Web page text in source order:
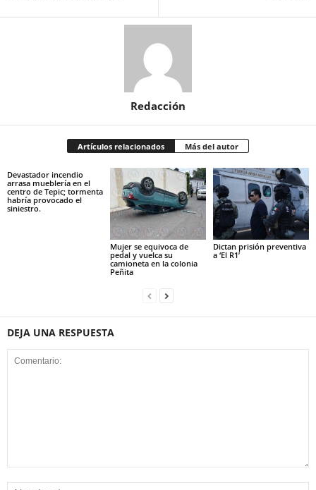
Redacción
Artículos relacionados Más del autor
Devastador incendio
arrasa mueblería en el
centro de Tepic; tormenta
habría provocado el
siniestro.
Mujer se equivoca de
pedal y vuelca su
camioneta en la colonia
Peñita
Dictan prisión preventiva
a ‘El R1’
DEJA UNA RESPUESTA